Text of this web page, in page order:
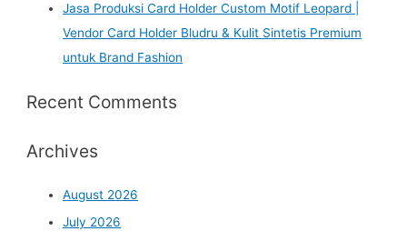
Jasa Produksi Card Holder Custom Motif Leopard |
Vendor Card Holder Bludru & Kulit Sintetis Premium
untuk Brand Fashion
Recent Comments
Archives
August 2026
July 2026